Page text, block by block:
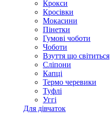
Крокси
Кросівки
Мокасини
Пінетки
Гумові чоботи
Чоботи
Взуття що світиться
Сліпони
Капці
Термо черевики
Туфлі
Уггі
Для дівчаток